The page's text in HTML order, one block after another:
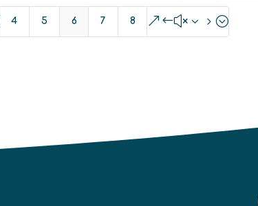
4 5 6 7 8 &#x35;